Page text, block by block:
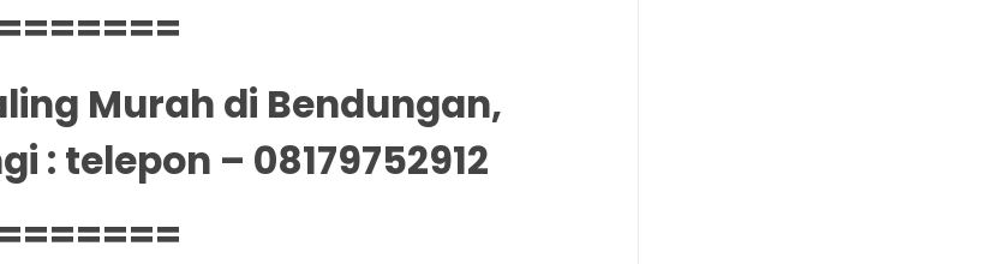
Murah di Bendungan,
: telepon – 08179752912